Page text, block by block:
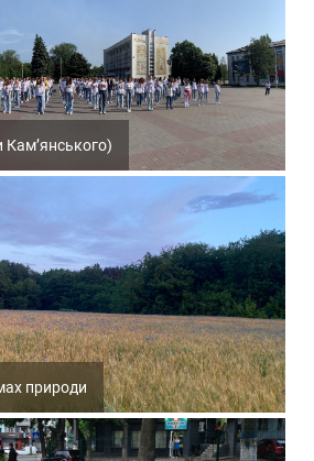
Кам’янського)
природи